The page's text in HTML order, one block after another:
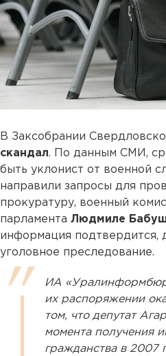
В Заксобрании
скандал. По данным СМИ,
быть уклонист от военной
направили запросы для
прокуратуру, военный
парламента Людмиле
информация подтвердится,
уголовное преследование.
ИА
их распоряжении
том, что депутат
момента получения
гражданства в 2007